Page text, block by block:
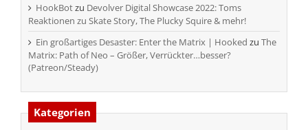
HookBotzu Devolver Digital Showcase 2022: Toms
Reaktionen zu Skate Story, The Plucky Squire & mehr!
Ein großartiges Desaster: Enter the Matrix | Hooked zu The
Matrix: Path of Neo – Größer, Verrückter…besser?
(Patreon/Steady)
Kategorien